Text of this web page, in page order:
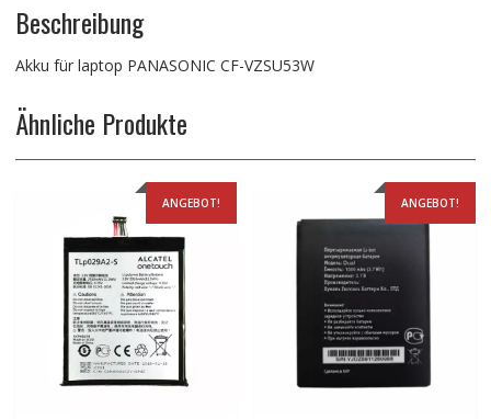
Beschreibung
Akku für laptop PANASONIC CF-VZSU53W
Ähnliche Produkte
ANGEBOT! ANGEBOT!